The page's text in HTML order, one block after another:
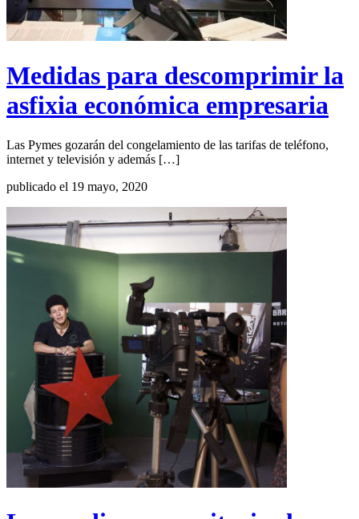
Medidas para descomprimir la
asfixia económica empresaria
Las Pymes gozarán del congelamiento de las tarifas de teléfono,
internet y televisión y además […]
publicado el 19 mayo, 2020